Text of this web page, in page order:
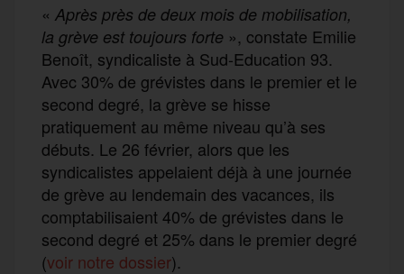
« Après près de deux mois de mobilisation,
la grève est toujours forte », constate Emilie
Benoît, syndicaliste à Sud-Education 93.
Avec 30% de grévistes dans le premier et le
second degré, la grève se hisse
pratiquement au même niveau qu’à ses
débuts. Le 26 février, alors que les
syndicalistes appelaient déjà à une journée
de grève au lendemain des vacances, ils
comptabilisaient 40% de grévistes dans le
second degré et 25% dans le premier degré
(voir notre dossier).